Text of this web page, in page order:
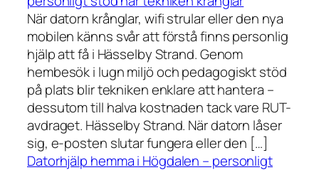
När datorn krånglar, wifi strular eller den nya
mobilen känns svår att förstå finns personlig
hjälp att få i Hässelby Strand. Genom
hembesök i lugn miljö och pedagogiskt stöd
på plats blir tekniken enklare att hantera –
dessutom till halva kostnaden tack vare RUT-
avdraget. Hässelby Strand. När datorn låser
sig, e-posten slutar fungera eller den […]
Datorhjälp hemma i Högdalen – personligt